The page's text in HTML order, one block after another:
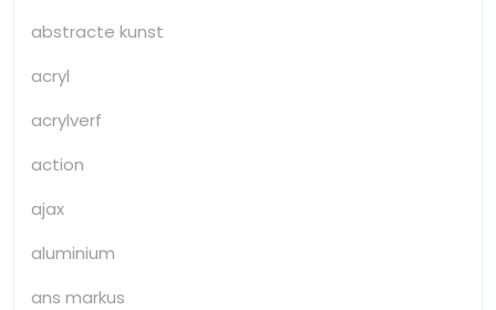
abstracte kunst
acryl
acrylverf
action
ajax
aluminium
ans markus